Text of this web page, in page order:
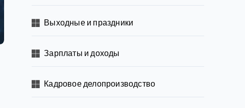
Выходные и праздники
Зарплаты и доходы
Кадровое делопроизводство